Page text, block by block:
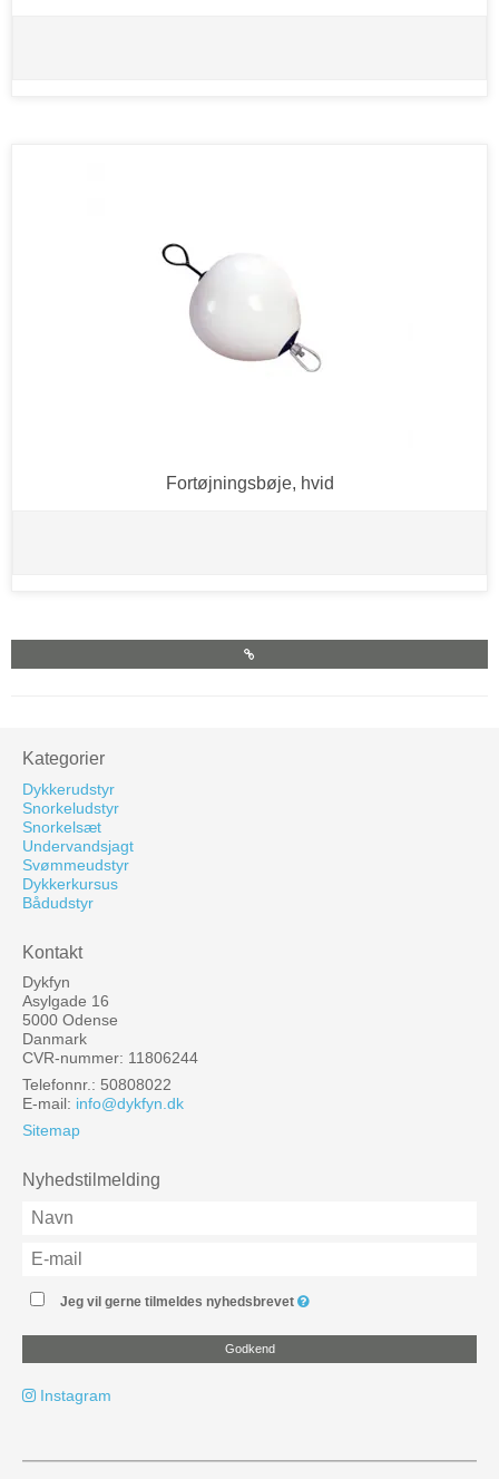
Fortøjningsbøje, hvid
Kategorier
Dykkerudstyr
Snorkeludstyr
Snorkelsæt
Undervandsjagt
Svømmeudstyr
Dykkerkursus
Bådudstyr
Kontakt
Dykfyn
Asylgade 16
5000 Odense
Danmark
CVR-nummer: 11806244
Telefonnr.: 50808022
E-mail: info@dykfyn.dk
Sitemap
Nyhedstilmelding
Jeg vil gerne tilmeldes nyhedsbrevet
Godkend
Instagram